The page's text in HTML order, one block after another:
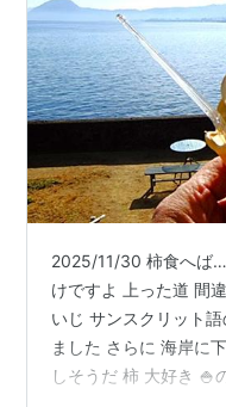
2025/11/30 柿食へば
けですよ 上った道 間
いじ サンスクリット
ました さらに 海岸に
しそうだ 柿 大好き 🍚